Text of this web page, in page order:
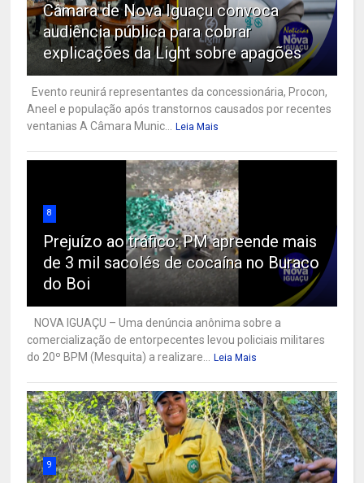
Câmara de Nova Iguaçu convoca
audiência pública para cobrar
explicações da Light sobre apagões
Evento reunirá representantes da concessionária, Procon,
Aneel e população após transtornos causados por recentes
ventanias A Câmara Munic... Leia Mais
8
Prejuízo ao tráfico: PM apreende mais
de 3 mil sacolés de cocaína no Buraco
do Boi
NOVA IGUAÇU – Uma denúncia anônima sobre a
comercialização de entorpecentes levou policiais militares
do 20º BPM (Mesquita) a realizare... Leia Mais
9